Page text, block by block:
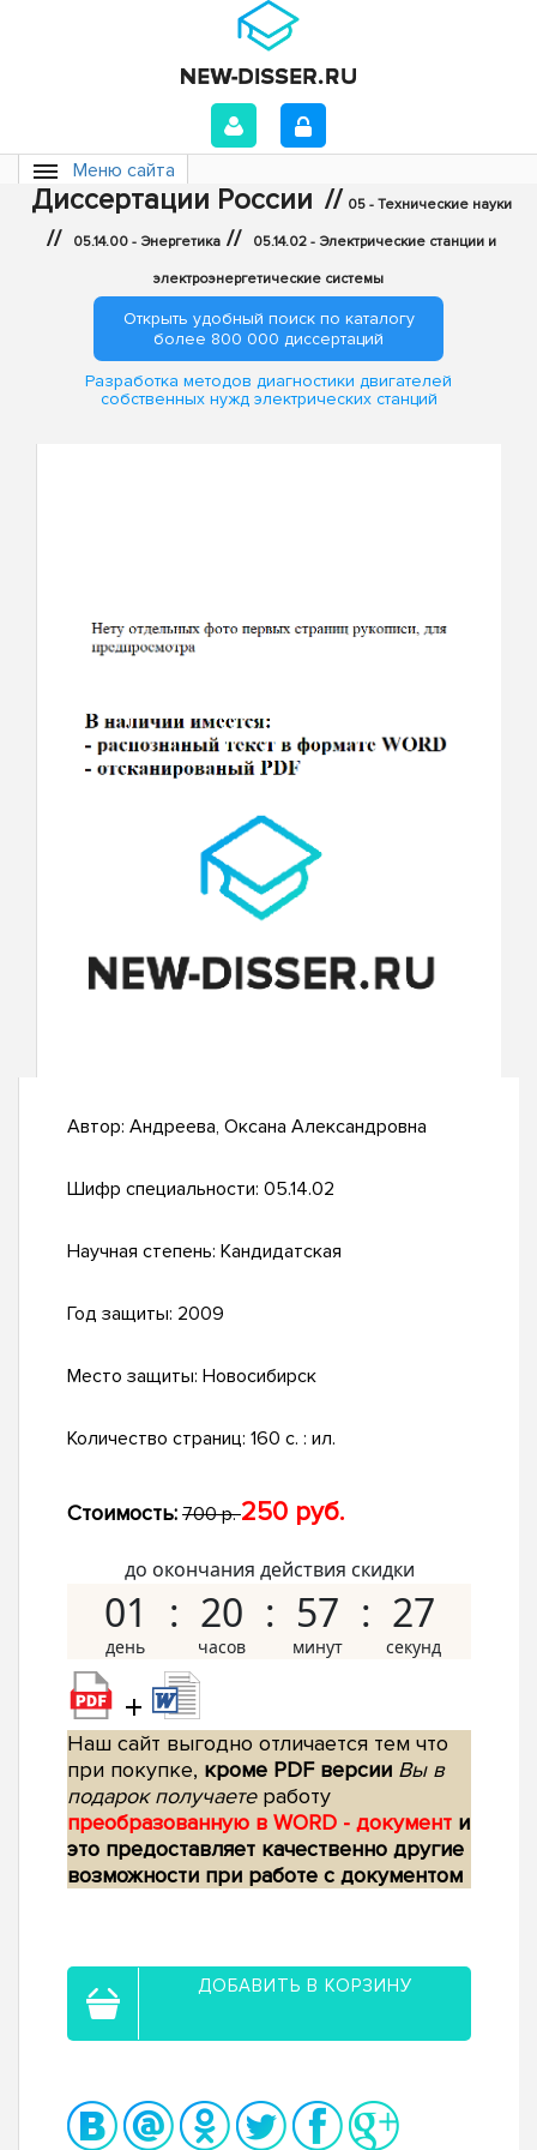
Меню сайта
Диссертации России // 05 - Технические науки
// 05.14.00 - Энергетика // 05.14.02 - Электрические станции и
электроэнергетические системы
Открыть удобный поиск по каталогу
более 800 000 диссертаций
Разработка методов диагностики двигателей
собственных нужд электрических станций
Автор: Андреева, Оксана Александровна
Шифр специальности: 05.14.02
Научная степень: Кандидатская
Год защиты: 2009
Место защиты: Новосибирск
Количество страниц: 160 с. : ил.
Стоимость: 700 р.250 руб.
до окончания действия скидки
01 20 57 26
+
Наш сайт выгодно отличается тем что
при покупке, кроме PDF версии Вы в
подарок получаетеработу
преобразованную в WORD - документ и
это предоставляет качественно другие
возможности при работе с документом
ДОБАВИТЬ В КОРЗИНУ